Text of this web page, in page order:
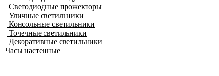
Светодиодные прожекторы
Уличные светильники
Консольные светильники
Точечные светильники
Декоративные светильники
Часы настенные